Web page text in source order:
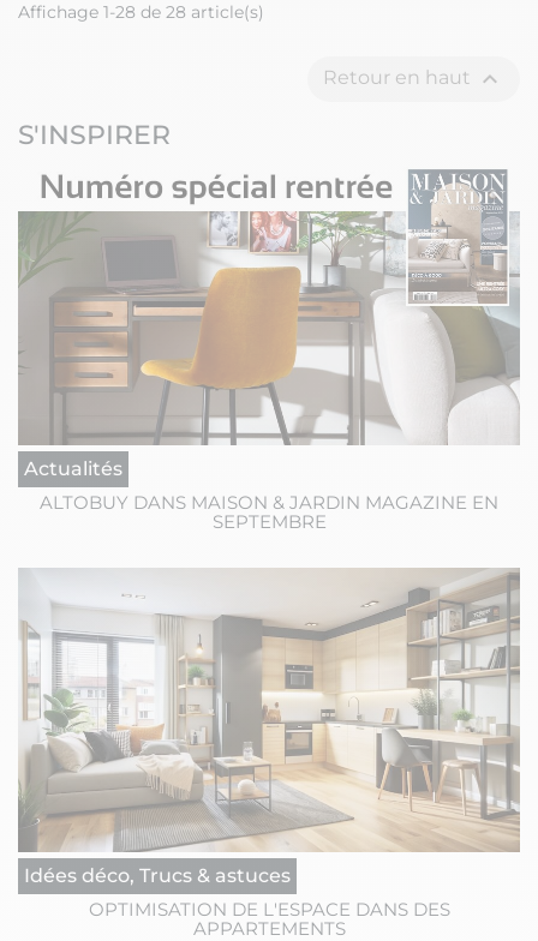
Affichage 1-28 de 28 article(s)
Retour en haut 
S'INSPIRER
Actualités
ALTOBUY DANS MAISON & JARDIN MAGAZINE EN
SEPTEMBRE
Idées déco, Trucs & astuces
OPTIMISATION DE L'ESPACE DANS DES
APPARTEMENTS